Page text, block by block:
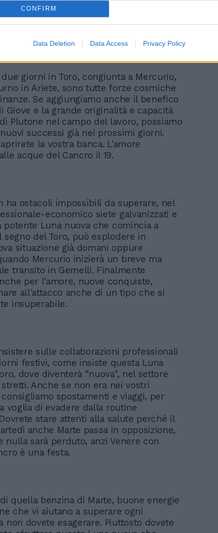
CONFIRM
Data Deletion Data Access Privacy Policy
lunedì. A parte la gelosia che il pianeta
dovete controllare colleghi di lavoro
giorni in Toro, congiunta a Mercurio,
in Ariete, sono tutte forze cosmiche
Se aggiungiamo anche il benefico
Giove e la grande originalità e capacità
Plutone nel campo del lavoro, possiamo
successi già nei prossimi giorni.
la vostra banca. L'amore
acque del Cancro il 19.
ha ostacoli impossibili da superare, nel
economico siete galvanizzati e
potente Luna nuova che comincia a
del Toro, può esplodere in
situazione già domani oppure
Mercurio inizierà un breve ma
transito in Gemelli. Finalmente
per l'amore, nuove conquiste,
all'attacco anche di un tipo che si
insuperabile.
sulle collaborazioni professionali
festivi, come insiste questa Luna
dove diventerà “nuova", nel settore
Anche se non era nei vostri
spostamenti e viaggi, per
voglia di evadere dalla routine
stare attenti alla salute perché il
anche Marte passa in opposizione,
nulla sarà perduto, anzi Venere con
è una festa.
quella benzina di Marte, buone energie
che vi aiutano a superare ogni
non dovete esagerare. Piuttosto dovete